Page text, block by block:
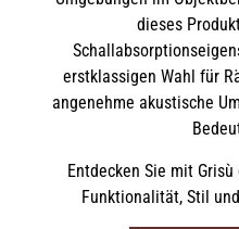
dieses
erstklassigen Wahl für
angenehme akustische
Entdecken Sie mit
Funktionalität, Stil